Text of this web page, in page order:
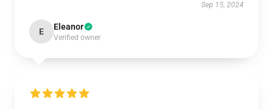
Sep 15, 2024
E Eleanor
Verified owner